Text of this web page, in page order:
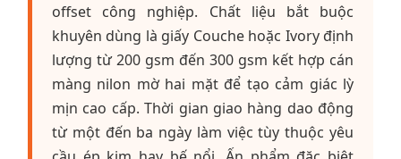
offset công nghiệp. Chất liệu bắt buộc
khuyên dùng là giấy Couche hoặc Ivory định
lượng từ 200 gsm đến 300 gsm kết hợp cán
màng nilon mờ hai mặt để tạo cảm giác lỳ
mịn cao cấp. Thời gian giao hàng dao động
từ một đến ba ngày làm việc tùy thuộc yêu